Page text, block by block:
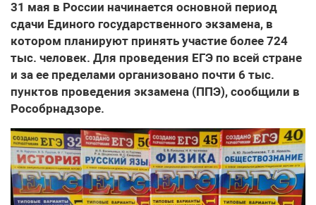
31 мая в России начинается основной период
сдачи Единого государственного экзамена, в
котором планируют принять участие более 724
тыс. человек. Для проведения ЕГЭ по всей стране
и за ее пределами организовано почти 6 тыс.
пунктов проведения экзамена (ППЭ), сообщили в
Рособрнадзоре.